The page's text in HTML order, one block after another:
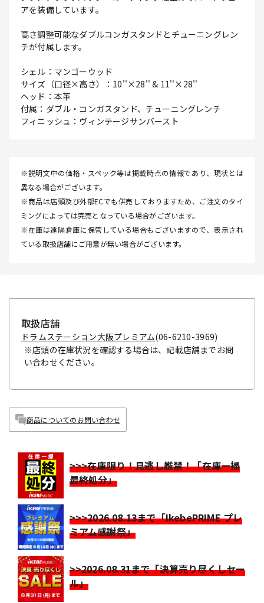
アを装備しています。
高さ調整可能なダブルコンガスタンドとチューニングレン
チが付属します。
シェル：マンゴーウッド
サイズ（口径×高さ）：10''×28'' & 11''×28''
ヘッド：本革
付属：ダブル・コンガスタンド、チューニングレンチ
フィニッシュ：ヴィンテージサンバースト
※説明文中の価格・スペック等は掲載時点の情報であり、現状とは
異なる場合がございます。
※商品は店頭及び外部ECでも併売しておりますため、ご注文のタイ
ミングによっては完売となっている場合がございます。
※在庫は遠隔倉庫に保管している場合もございますので、表示され
ている取扱店舗にご用意が無い場合がございます。
取扱店舗
ドラムステーション大阪プレミアム(06-6210-3969)
※店頭の在庫状況を確認する場合は、記載店舗までお問
い合わせください。
商品についてのお問い合わせ
>>>在庫限り！見逃し厳禁！「在庫一掃
最終処分」
>>>2026.08.13まで「IkebePRIME プレ
ミアム感謝祭」
>>2026.08.31まで「決算売り尽くしセー
ル」